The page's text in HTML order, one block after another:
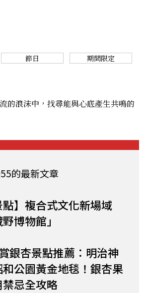
節日
期間限定
的浪沫中，找尋能與心底產生共鳴的
的最新文章
點】複合式文化新場域
博物館」
銀杏景點推薦：明治神
公園黃金地毯！銀杏果
忌全攻略